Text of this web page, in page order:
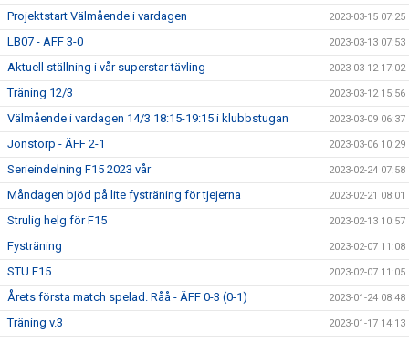
Projektstart Välmående i vardagen 2023-03-15 07:25
LB07 - ÄFF 3-0 2023-03-13 07:53
Aktuell ställning i vår superstar tävling 2023-03-12 17:02
Träning 12/3 2023-03-12 15:56
Välmående i vardagen 14/3 18:15-19:15 i klubbstugan 2023-03-09 06:37
Jonstorp - ÄFF 2-1 2023-03-06 10:29
Serieindelning F15 2023 vår 2023-02-24 07:58
Måndagen bjöd på lite fysträning för tjejerna 2023-02-21 08:01
Strulig helg för F15 2023-02-13 10:57
Fysträning 2023-02-07 11:08
STU F15 2023-02-07 11:05
Årets första match spelad. Råå - ÄFF 0-3 (0-1) 2023-01-24 08:48
Träning v.3 2023-01-17 14:13